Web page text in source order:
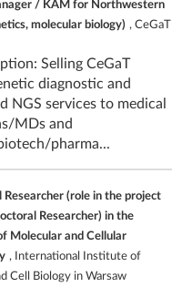
/ KAM for Northwestern
molecular biology) , CeGaT
Selling CeGaT
diagnostic and
NGS services to medical
MDs and
pharma...
Researcher (role in the project
Researcher) in the
Molecular and Cellular
, International Institute of
Cell Biology in Warsaw